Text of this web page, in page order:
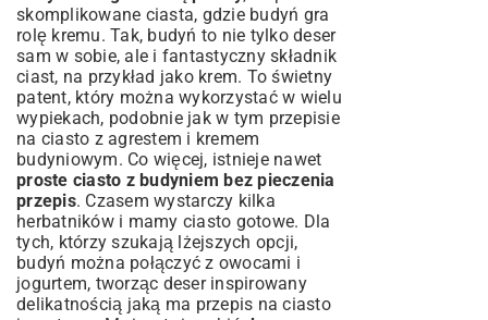
skomplikowane ciasta, gdzie budyń gra
rolę kremu. Tak, budyń to nie tylko deser
sam w sobie, ale i fantastyczny składnik
ciast, na przykład jako krem. To świetny
patent, który można wykorzystać w wielu
wypiekach, podobnie jak w tym przepisie
na ciasto z agrestem i kremem
budyniowym. Co więcej, istnieje nawet
proste ciasto z budyniem bez pieczenia
przepis. Czasem wystarczy kilka
herbatników i mamy ciasto gotowe. Dla
tych, którzy szukają lżejszych opcji,
budyń można połączyć z owocami i
jogurtem, tworząc deser inspirowany
delikatnością jaką ma przepis na ciasto